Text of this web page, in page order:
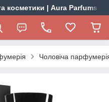
косметики | Aura Parfums
Чоловіча